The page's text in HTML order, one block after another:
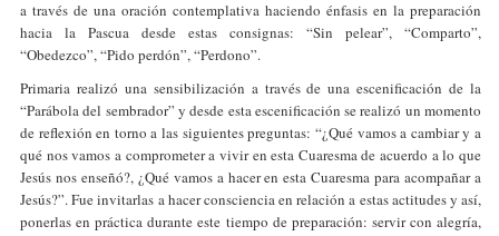
a través de una oración contemplativa haciendo énfasis en la preparación
hacia la Pascua desde estas consignas: “Sin pelear”, “Comparto”,
“Obedezco”, “Pido perdón”, “Perdono”.
Primaria realizó una sensibilización a través de una escenificación de la
“Parábola del sembrador” y desde esta escenificación se realizó un momento
de reflexión en torno a las siguientes preguntas: “¿Qué vamos a cambiar y a
qué nos vamos a comprometer a vivir en esta Cuaresma de acuerdo a lo que
Jesús nos enseñó?, ¿Qué vamos a hacer en esta Cuaresma para acompañar a
Jesús?”. Fue invitarlas a hacer consciencia en relación a estas actitudes y así,
ponerlas en práctica durante este tiempo de preparación: servir con alegría,